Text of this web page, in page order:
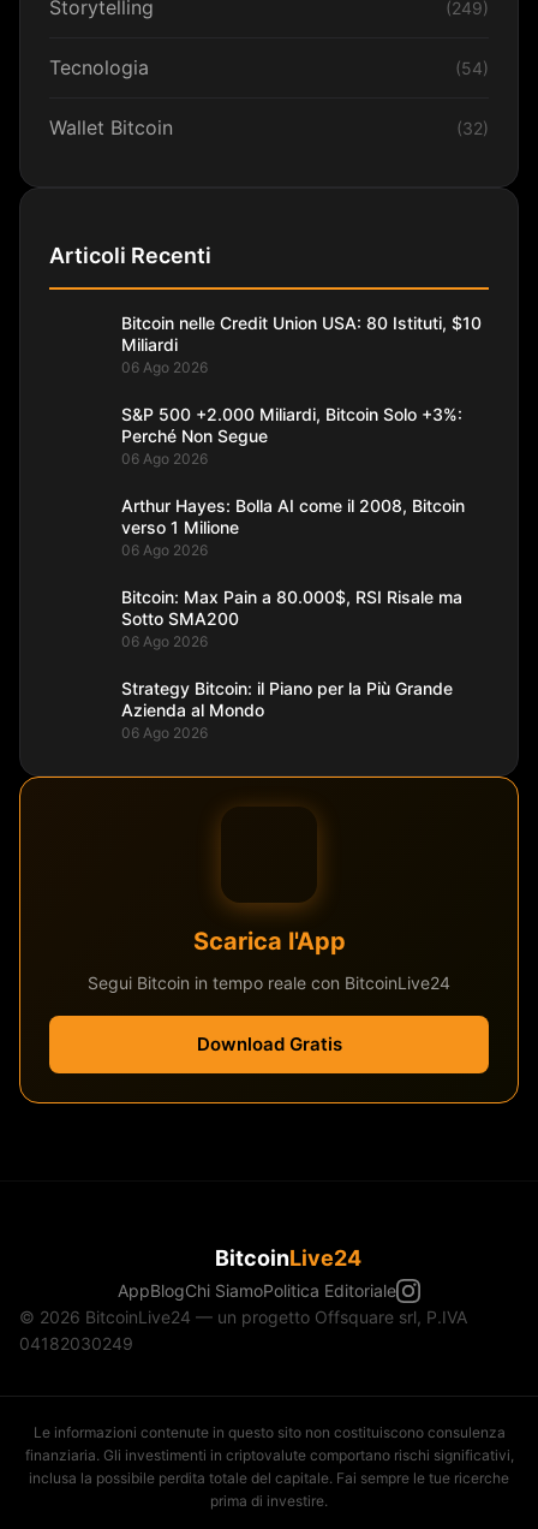
Storytelling (249)
Tecnologia (54)
Wallet Bitcoin (32)
Articoli Recenti
Bitcoin nelle Credit Union USA: 80 Istituti, $10
Miliardi
06 Ago 2026
S&P 500 +2.000 Miliardi, Bitcoin Solo +3%:
Perché Non Segue
06 Ago 2026
Arthur Hayes: Bolla AI come il 2008, Bitcoin
verso 1 Milione
06 Ago 2026
Bitcoin: Max Pain a 80.000$, RSI Risale ma
Sotto SMA200
06 Ago 2026
Strategy Bitcoin: il Piano per la Più Grande
Azienda al Mondo
06 Ago 2026
Scarica l'App
Segui Bitcoin in tempo reale con BitcoinLive24
Download Gratis
BitcoinLive24
AppBlogChi SiamoPolitica Editoriale
© 2026 BitcoinLive24 — un progetto Offsquare srl, P.IVA
04182030249
Le informazioni contenute in questo sito non costituiscono consulenza
finanziaria. Gli investimenti in criptovalute comportano rischi significativi,
inclusa la possibile perdita totale del capitale. Fai sempre le tue ricerche
prima di investire.